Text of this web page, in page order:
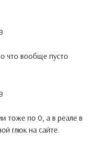
что вообще пусто
тоже по 0, а в реале в
глюк на сайте.